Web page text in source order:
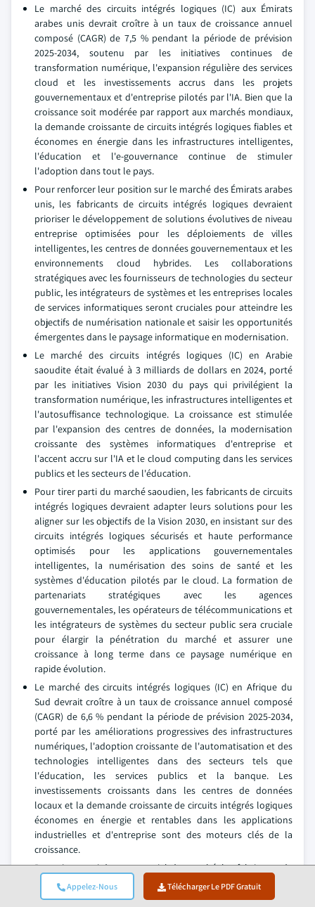
Appelez-Nous Télécharger Le PDF Gratuit
Le marché des circuits intégrés logiques (IC) aux Émirats
arabes unis devrait croître à un taux de croissance annuel
composé (CAGR) de 7,5 % pendant la période de prévision
2025-2034, soutenu par les initiatives continues de
transformation numérique, l'expansion régulière des services
cloud et les investissements accrus dans les projets
gouvernementaux et d'entreprise pilotés par l'IA. Bien que la
croissance soit modérée par rapport aux marchés mondiaux,
la demande croissante de circuits intégrés logiques fiables et
économes en énergie dans les infrastructures intelligentes,
l'éducation et l'e-gouvernance continue de stimuler
l'adoption dans tout le pays.
Pour renforcer leur position sur le marché des Émirats arabes
unis, les fabricants de circuits intégrés logiques devraient
prioriser le développement de solutions évolutives de niveau
entreprise optimisées pour les déploiements de villes
intelligentes, les centres de données gouvernementaux et les
environnements cloud hybrides. Les collaborations
stratégiques avec les fournisseurs de technologies du secteur
public, les intégrateurs de systèmes et les entreprises locales
de services informatiques seront cruciales pour atteindre les
objectifs de numérisation nationale et saisir les opportunités
émergentes dans le paysage informatique en modernisation.
Le marché des circuits intégrés logiques (IC) en Arabie
saoudite était évalué à 3 milliards de dollars en 2024, porté
par les initiatives Vision 2030 du pays qui privilégient la
transformation numérique, les infrastructures intelligentes et
l'autosuffisance technologique. La croissance est stimulée
par l'expansion des centres de données, la modernisation
croissante des systèmes informatiques d'entreprise et
l'accent accru sur l'IA et le cloud computing dans les services
publics et les secteurs de l'éducation.
Pour tirer parti du marché saoudien, les fabricants de circuits
intégrés logiques devraient adapter leurs solutions pour les
aligner sur les objectifs de la Vision 2030, en insistant sur des
circuits intégrés logiques sécurisés et haute performance
optimisés pour les applications gouvernementales
intelligentes, la numérisation des soins de santé et les
systèmes d'éducation pilotés par le cloud. La formation de
partenariats stratégiques avec les agences
gouvernementales, les opérateurs de télécommunications et
les intégrateurs de systèmes du secteur public sera cruciale
pour élargir la pénétration du marché et assurer une
croissance à long terme dans ce paysage numérique en
rapide évolution.
Le marché des circuits intégrés logiques (IC) en Afrique du
Sud devrait croître à un taux de croissance annuel composé
(CAGR) de 6,6 % pendant la période de prévision 2025-2034,
porté par les améliorations progressives des infrastructures
numériques, l'adoption croissante de l'automatisation et des
technologies intelligentes dans des secteurs tels que
l'éducation, les services publics et la banque. Les
investissements croissants dans les centres de données
locaux et la demande croissante de circuits intégrés logiques
économes en énergie et rentables dans les applications
industrielles et d'entreprise sont des moteurs clés de la
croissance.
Pour tirer parti de ce potentiel de marché, les fabricants de
circuits intégrés logiques devraient se concentrer sur le
développement de produits abordables, à faible